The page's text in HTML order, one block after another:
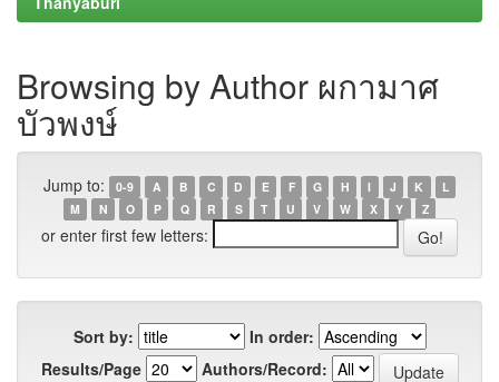
Browsing by Author ผกามาศ
บัวพงษ์
Jump to: 0-9 A B C D E F G H I J K
L
M
N O P Q R S T U V W X Y Z
or enter first few letters:
Sort by:
In order:
Results/Page
Authors/Record: